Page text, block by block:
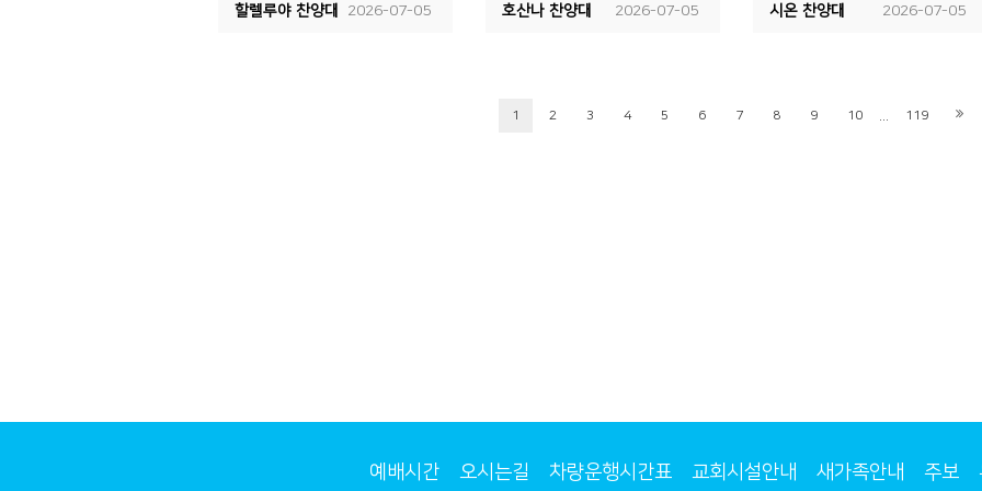
2026-07-05
할렐루야 찬양대 2026-07-05
호산나 찬양대 2026-07-05
시온 찬양대
1 2 3 4 5 6 7 8 9 10 119
예배시간 오시는길 차량운행시간표 교회시설안내 새가족안내 주보